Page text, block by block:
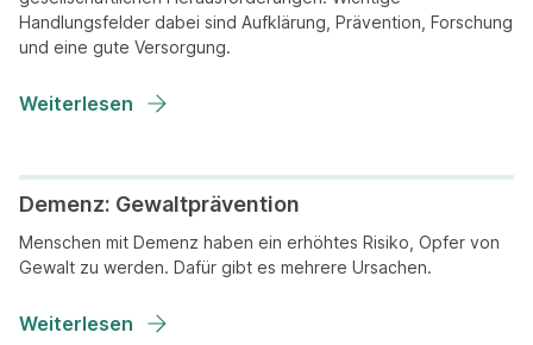
Handlungsfelder dabei sind Aufklärung, Prävention, Forschung
und eine gute Versorgung.
Weiterlesen
Demenz: Gewaltprävention
Menschen mit Demenz haben ein erhöhtes Risiko, Opfer von
Gewalt zu werden. Dafür gibt es mehrere Ursachen.
Weiterlesen